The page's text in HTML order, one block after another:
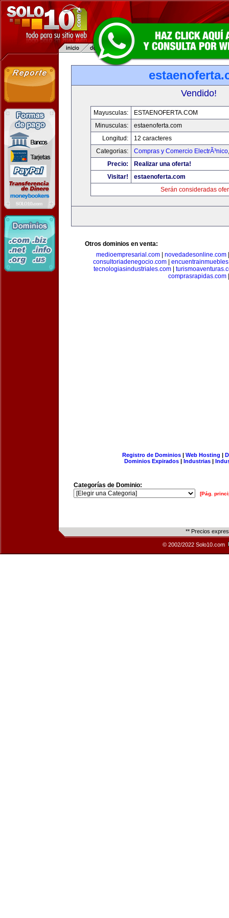
Vendido!
Mayusculas:
ESTAENOFERTA.COM
Minusculas:
estaenoferta.com
Longitud:
12 caracteres
Categorias:
Compras y Comercio ElectrÃ³nico
Precio:
Realizar una oferta!
Visitar!
estaenoferta.com
Serán consideradas
Otros dominios en venta:
medioempresarial.com| novedadesonline.com
consultoriadenegocio.com|
tecnologiasindustriales.com|
comprasrapidas.com
Registro de Dominios| Web Hosting |
Dominios Expirados | Industrias |
Categorías de Dominio:
[Pág.
** Precios
© 2002/2022 Solo10.com